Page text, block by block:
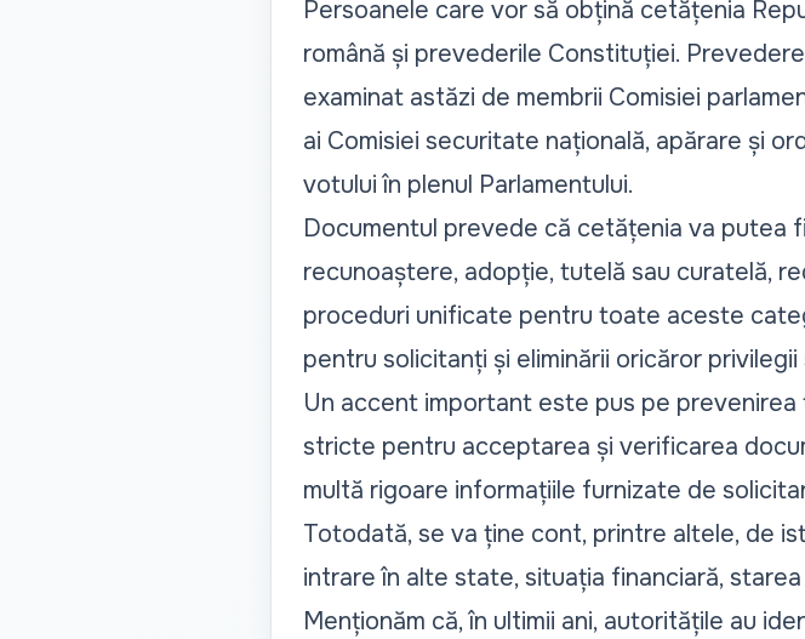
Persoanele care vor să obțină cetățenia
română și prevederile Constituției.
examinat astăzi de membrii Comisiei
ai Comisiei securitate națională, apărare și
votului în plenul Parlamentului.
Documentul prevede că cetățenia va putea
recunoaștere, adopție, tutelă sau curatelă,
proceduri unificate pentru toate aceste
pentru solicitanți și eliminării oricăror
Un accent important este pus pe
stricte pentru acceptarea și verificarea
multă rigoare informațiile furnizate de
Totodată, se va ține cont, printre altele, de
intrare în alte state, situația financiară,
Menționăm că, în ultimii ani, autoritățile au